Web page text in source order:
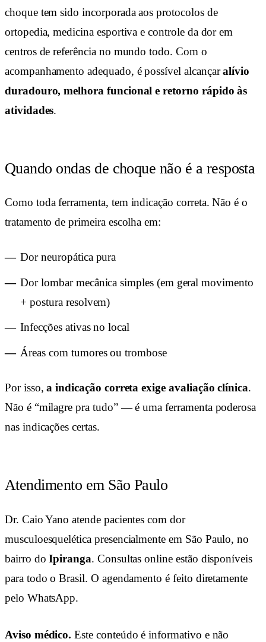
choque tem sido incorporada aos protocolos de
ortopedia, medicina esportiva e controle da dor em
centros de referência no mundo todo. Com o
acompanhamento adequado, é possível alcançaralívio
duradouro, melhora funcional e retorno rápido às
atividades.
Quando ondas de choque não é a resposta
Como toda ferramenta, tem indicação correta. Não é o
tratamento de primeira escolha em:
Dor neuropática pura
Dor lombar mecânica simples (em geral movimento
+ postura resolvem)
Infecções ativas no local
Áreas com tumores ou trombose
Por isso,a indicação correta exige avaliação clínica.
Não é “milagre pra tudo” — é uma ferramenta poderosa
nas indicações certas.
Atendimento em São Paulo
Dr. Caio Yano atende pacientes com dor
musculoesquelética presencialmente em São Paulo, no
bairro doIpiranga. Consultas online estão disponíveis
para todo o Brasil. O agendamento é feito diretamente
pelo WhatsApp.
Aviso médico. Este conteúdo é informativo e não